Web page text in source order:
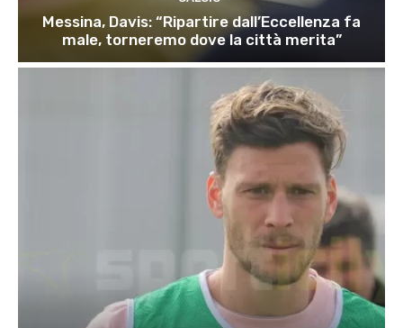
Messina, Davis: “Ripartire dall’Eccellenza fa
male, torneremo dove la città merita”